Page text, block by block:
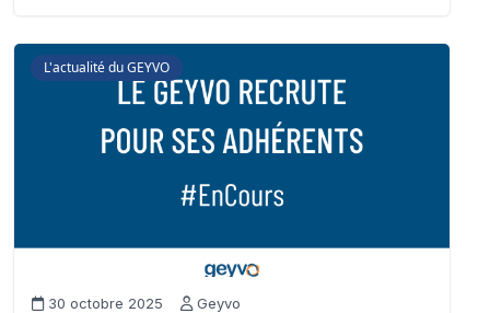
L'actualité du GEYVO
30 octobre 2025 Geyvo